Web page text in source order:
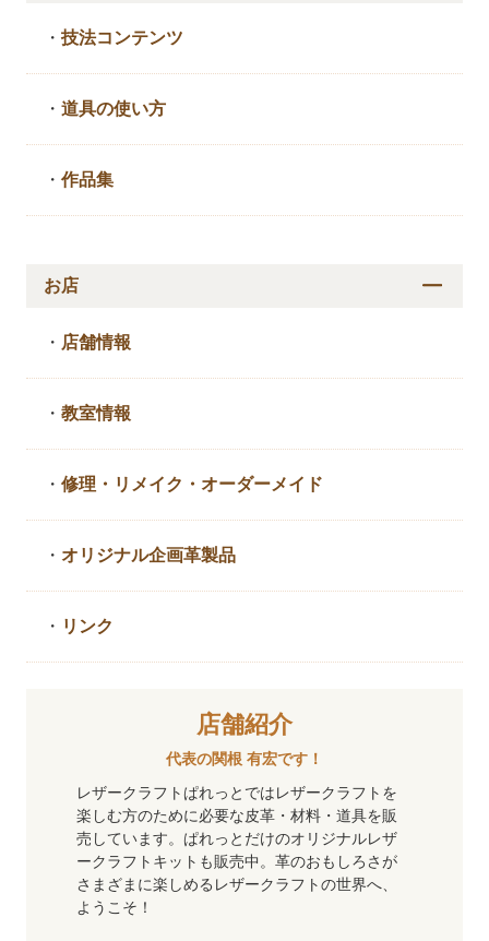
・技法コンテンツ
・道具の使い方
・作品集
お店
・ 店舗情報
・教室情報
・修理・リメイク・ オーダーメイド
・ オリジナル企画革製品
・ リンク
店舗紹介
代表の関根 有宏です！
レザークラフトぱれっとではレザークラフトを
楽しむ方のために必要な皮革・材料・道具を販
売しています。ぱれっとだけのオリジナルレザ
ークラフトキットも販売中。革のおもしろさが
さまざまに楽しめるレザークラフトの世界へ、
ようこそ！